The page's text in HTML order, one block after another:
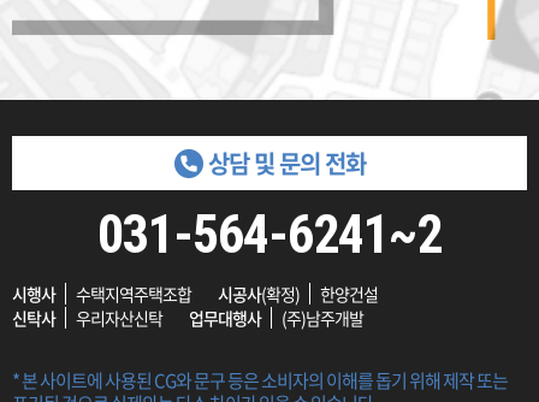
상담 및 문의 전화
031-564-6241~2
시행사 수택지역주택조합 시공사(확정)
한양건설
신탁사
우리자산신탁 업무대행사 (주)남주개발
* 본 사이트에 사용된 CG와 문구 등은 소비자의 이해를 돕기 위해 제작 또는